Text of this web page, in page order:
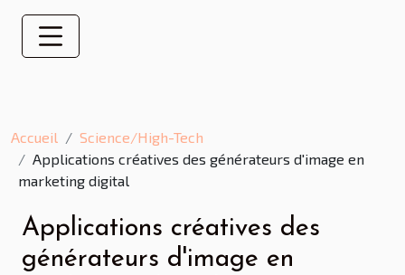
Accueil
Science/High-Tech
Applications créatives des générateurs d'image en
marketing digital
Applications créatives des
générateurs d'image en